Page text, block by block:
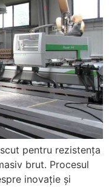
pentru rezistența
brut. Procesul
inovație și